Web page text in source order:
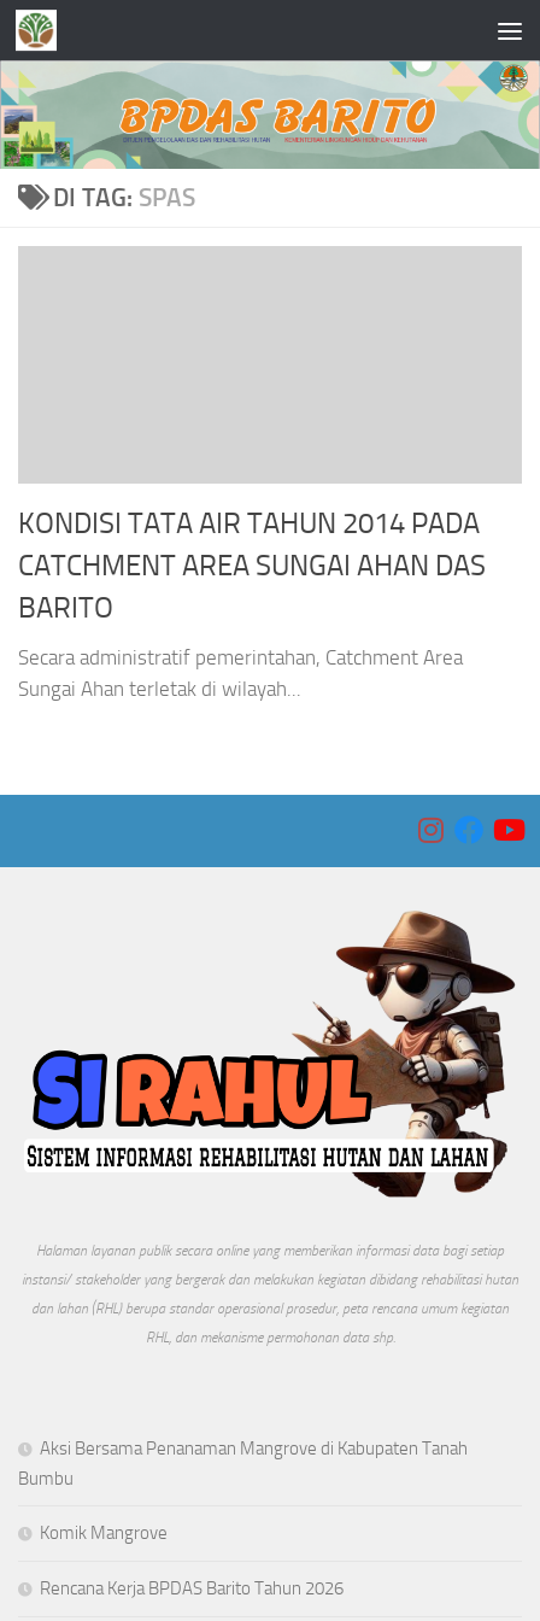
Skip to content
DI TAG: SPAS
KONDISI TATA AIR TAHUN 2014 PADA
CATCHMENT AREA SUNGAI AHAN DAS
BARITO
Secara administratif pemerintahan, Catchment Area
Sungai Ahan terletak di wilayah...
Halaman layanan publik secara online yang memberikan informasi data bagi setiap
instansi/ stakeholder yang bergerak dan melakukan kegiatan dibidang rehabilitasi hutan
dan lahan (RHL) berupa standar operasional prosedur, peta rencana umum kegiatan
RHL, dan mekanisme permohonan data shp.
Aksi Bersama Penanaman Mangrove di Kabupaten Tanah
Bumbu
Komik Mangrove
Rencana Kerja BPDAS Barito Tahun 2026